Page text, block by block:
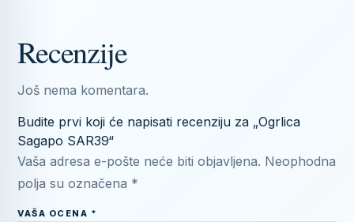
Recenzije
Još nema komentara.
Budite prvi koji će napisati recenziju za „Ogrlica
Sagapo SAR39“
Vaša adresa e-pošte neće biti objavljena. Neophodna
polja su označena *
VAŠA OCENA *